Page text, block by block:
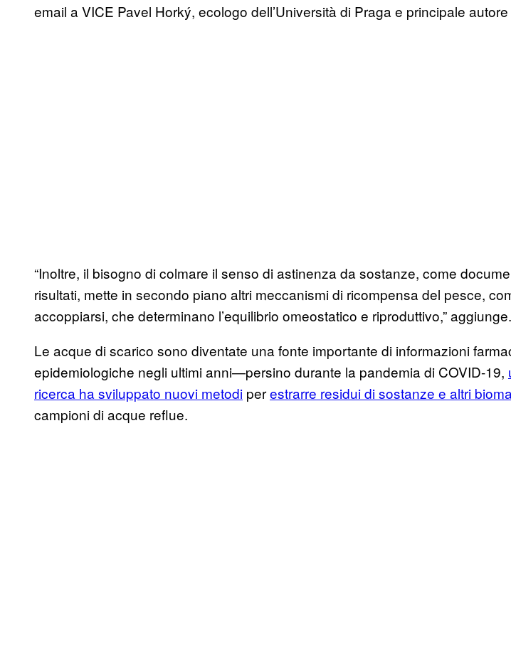
email a VICE Pavel Horký, ecologo dell’Università di Praga e principale
“Inoltre, il bisogno di colmare il senso di astinenza da sostanze, come
risultati, mette in secondo piano altri meccanismi di ricompensa del pesce,
accoppiarsi, che determinano l’equilibrio omeostatico e riproduttivo,” aggiunge.
Le acque di scarico sono diventate una fonte importante di informazioni
epidemiologiche negli ultimi anni—persino durante la pandemia di COVID-19,
ricerca ha sviluppato nuovi metodi perestrarre residui di sostanze e altri
campioni di acque reflue.